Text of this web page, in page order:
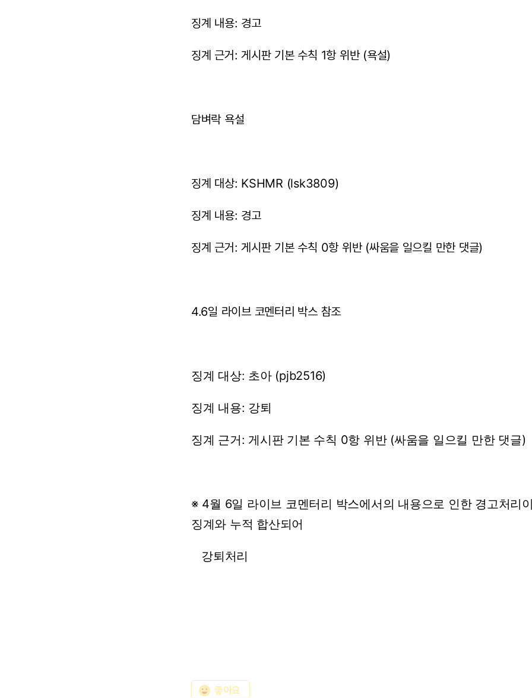
징계 내용: 경고
징계 근거: 게시판 기본 수칙 1항 위반 (욕설)
담벼락 욕설
징계 대상: KSHMR (lsk3809)
징계 내용: 경고
징계 근거: 게시판 기본 수칙 0항 위반 (싸움을 일으킬 만한 댓글)
4.6일 라이브 코멘터리 박스 참조
징계 대상: 초아 (pjb2516)
징계 내용: 강퇴
징계 근거: 게시판 기본 수칙 0항 위반 (싸움을 일으킬 만한 댓글)
※ 4월 6일 라이브 코멘터리 박스에서의 내용으로 인한 경고처리
징계와 누적 합산되어
강퇴처리
emoji_emotions 좋아요